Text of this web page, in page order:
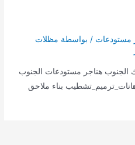
مستودعات / بواسطة مظلات
هناجر مستودعات الجنوب
بناء ملاحق